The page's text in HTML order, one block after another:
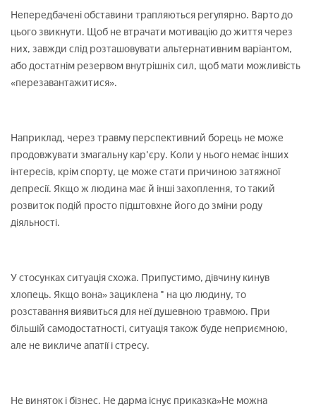
Непередбачені обставини трапляються регулярно. Варто до
цього звикнути. Щоб не втрачати мотивацію до життя через
них, завжди слід розташовувати альтернативним варіантом,
або достатнім резервом внутрішніх сил, щоб мати можливість
«перезавантажитися».
Наприклад, через травму перспективний борець не може
продовжувати змагальну кар'єру. Коли у нього немає інших
інтересів, крім спорту, це може стати причиною затяжної
депресії. Якщо ж людина має й інші захоплення, то такий
розвиток подій просто підштовхне його до зміни роду
діяльності.
У стосунках ситуація схожа. Припустимо, дівчину кинув
хлопець. Якщо вона» зациклена " на цю людину, то
розставання виявиться для неї душевною травмою. При
більшій самодостатності, ситуація також буде неприємною,
але не викличе апатії і стресу.
Не виняток і бізнес. Не дарма існує приказка»Не можна